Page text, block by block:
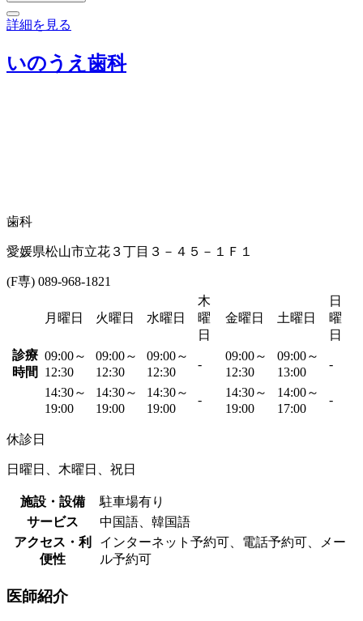
詳細を見る
いのうえ歯科
歯科
愛媛県松山市立花３丁目３－４５－１Ｆ１
(F専) 089-968-1821
月曜日 火曜日 水曜日
木
曜
日
金曜日 土曜日
日
曜
日
診療
時間
09:00～
12:30
09:00～
12:30
09:00～
12:30
-
09:00～
12:30
09:00～
13:00
-
14:30～
19:00
14:30～
19:00
14:30～
19:00
-
14:30～
19:00
14:00～
17:00
-
休診日
日曜日、木曜日、祝日
施設・設備
駐車場有り
サービス
中国語、韓国語
アクセス・利
便性
インターネット予約可、電話予約可、メー
ル予約可
医師紹介